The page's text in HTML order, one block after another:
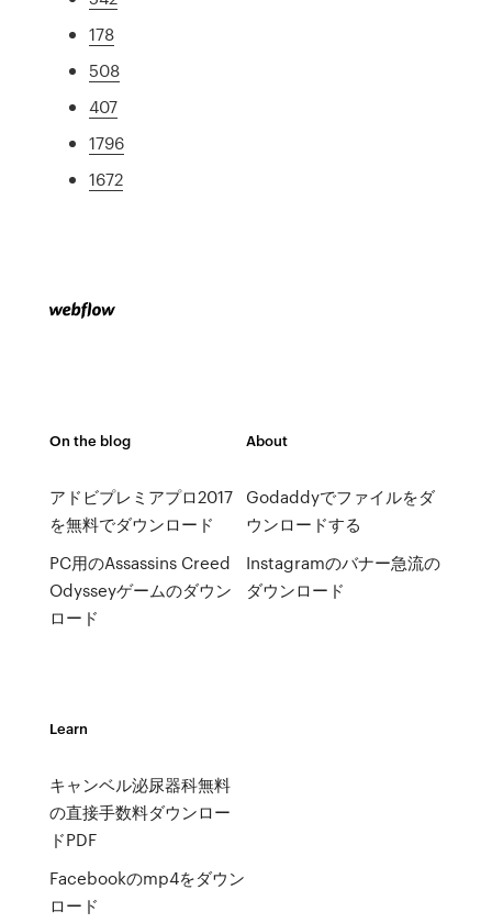
178
508
407
1796
1672
On the blog
アドビプレミアプロ2017
を無料でダウンロード
PC用のAssassins Creed
Odysseyゲームのダウン
ロード
About
Godaddyでファイルをダ
ウンロードする
Instagramのバナー急流の
ダウンロード
Learn
キャンベル泌尿器科無料
の直接手数料ダウンロー
ドPDF
Facebookのmp4をダウン
ロード